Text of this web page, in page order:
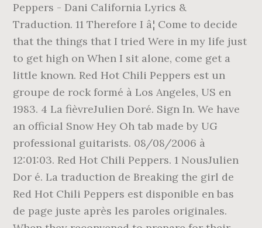
Peppers - Dani California Lyrics &
Traduction. 11 Therefore I â¦ Come to decide
that the things that I tried Were in my life just
to get high on When I sit alone, come get a
little known. Red Hot Chili Peppers est un
groupe de rock formé à Los Angeles, US en
1983. 4 La fièvreJulien Doré. Sign In. We have
an official Snow Hey Oh tab made by UG
professional guitarists. 08/08/2006 à
12:01:03. Red Hot Chili Peppers. 1 NousJulien
Dor é. La traduction de Breaking the girl de
Red Hot Chili Peppers est disponible en bas
de page juste après les paroles originales.